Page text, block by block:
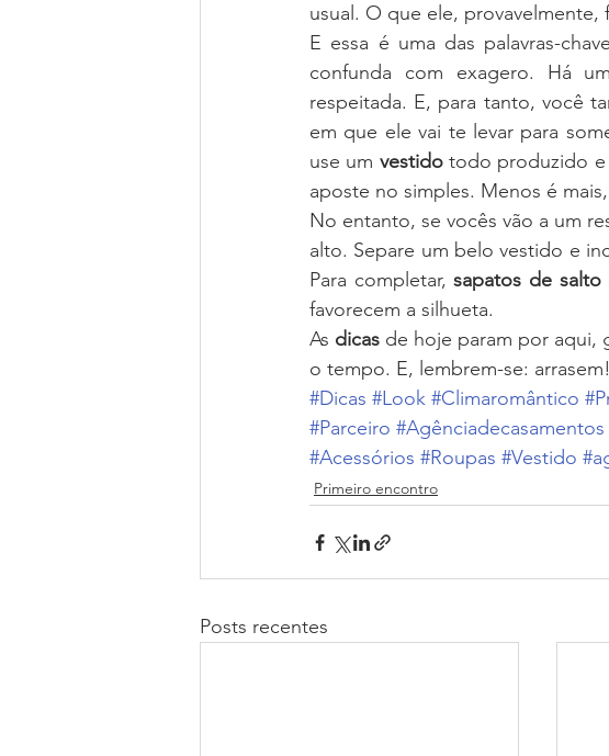
usual. O que ele, provavelmente,
E essa é uma das palavras-
confunda com exagero. Há
respeitada. E, para tanto, você
em que ele vai te levar para
use um vestido todo produzido e
aposte no simples. Menos é
No entanto, se vocês vão a um
alto. Separe um belo vestido e
Para completar, sapatos de salto
favorecem a silhueta.
As dicas de hoje param por aqui,
o tempo. E, lembrem-se: arrasem!
#Dicas #Look #Climaromântico
#Parceiro #Agênciadecasamentos
#Acessórios #Roupas #Vestido
Primeiro encontro
Posts recentes